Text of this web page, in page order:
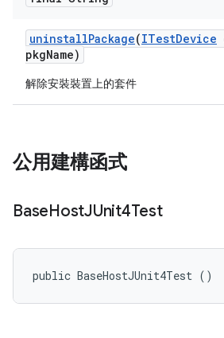
uninstallPackage(ITestDevice
pkgName)
解除安裝裝置上的套件
公用建構函式
BaseHostJUnit4Test
public BaseHostJUnit4Test ()